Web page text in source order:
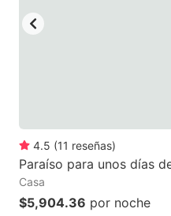
4.5 (11 reseñas)
Paraíso para unos días
Casa
$5,904.36 por noche